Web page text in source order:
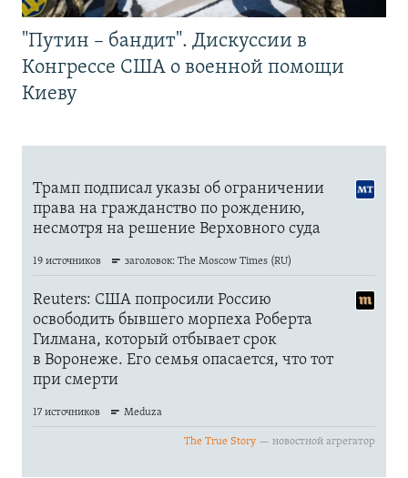
"Путин – бандит". Дискуссии в
Конгрессе США о военной помощи
Киеву